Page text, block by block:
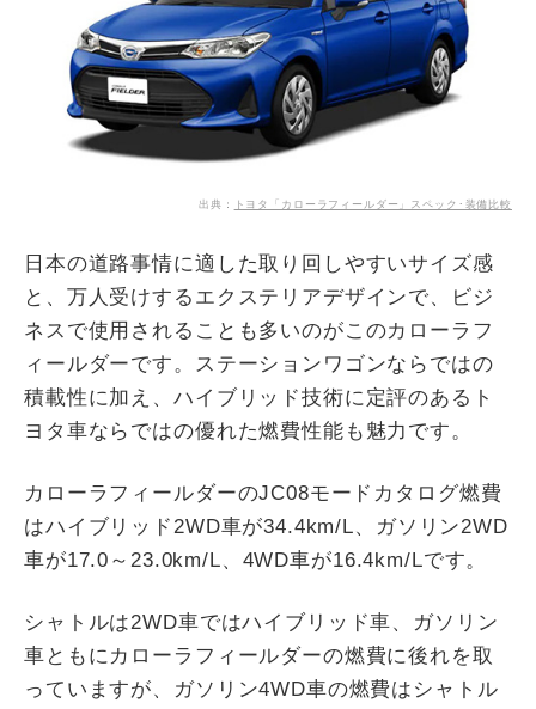
出典： トヨタ「カローラフィールダー」スペック･装備比較
日本の道路事情に適した取り回しやすいサイズ感
と、万人受けするエクステリアデザインで、ビジ
ネスで使用されることも多いのがこのカローラフ
ィールダーです。ステーションワゴンならではの
積載性に加え、ハイブリッド技術に定評のあるト
ヨタ車ならではの優れた燃費性能も魅力です。
カローラフィールダーのJC08モードカタログ燃費
はハイブリッド2WD車が34.4km/L、ガソリン2WD
車が17.0～23.0km/L、4WD車が16.4km/Lです。
シャトルは2WD車ではハイブリッド車、ガソリン
車ともにカローラフィールダーの燃費に後れを取
っていますが、ガソリン4WD車の燃費はシャトル